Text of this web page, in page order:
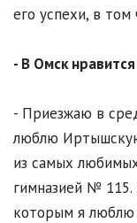
его успехи, в
- В Омск
- Приезжаю в
люблю
из самых
гимназией № 115.
которым я люблю